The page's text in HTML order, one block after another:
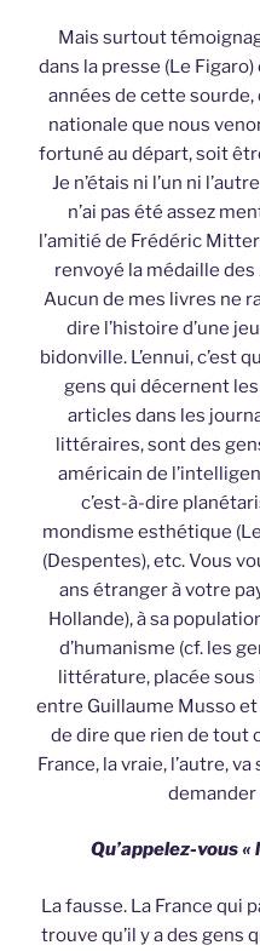
Mais surtout
dans la presse (Le
années de cette
nationale que nous
fortuné au départ, soit
Je n’étais ni l’un ni
n’ai pas été assez
l’amitié de Frédéric
renvoyé la médaille
Aucun de mes livres ne
dire l’histoire d’une
bidonville. L’ennui, c’est
gens qui décernent
articles dans les
littéraires, sont des
américain de
c’est-à-dire
mondisme esthétique
(Despentes), etc. Vous
ans étranger à votre
Hollande), à sa
d’humanisme (cf. les
littérature, placée sous
entre Guillaume Musso
de dire que rien de tout
France, la vraie, l’autre,
demander
Qu’appelez-vous «
La fausse. La France qui
trouve qu’il y a des gens